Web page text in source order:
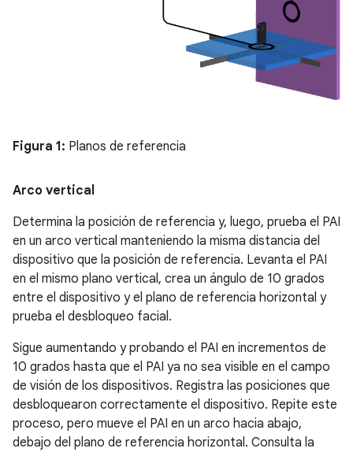
Figura 1: Planos de referencia
Arco vertical
Determina la posición de referencia y, luego, prueba el PAI
en un arco vertical manteniendo la misma distancia del
dispositivo que la posición de referencia. Levanta el PAI
en el mismo plano vertical, crea un ángulo de 10 grados
entre el dispositivo y el plano de referencia horizontal y
prueba el desbloqueo facial.
Sigue aumentando y probando el PAI en incrementos de
10 grados hasta que el PAI ya no sea visible en el campo
de visión de los dispositivos. Registra las posiciones que
desbloquearon correctamente el dispositivo. Repite este
proceso, pero mueve el PAI en un arco hacia abajo,
debajo del plano de referencia horizontal. Consulta la